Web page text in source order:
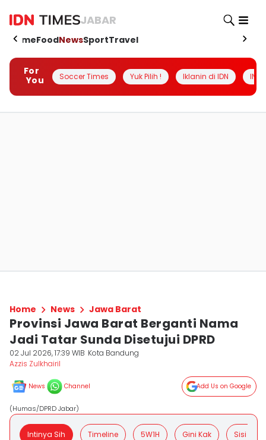
JABAR
HomeFoodNewsSportTravel
For
You
Soccer Times Yuk Pilih ! Iklanin di IDN
Home News Jawa Barat
Provinsi Jawa Barat Berganti Nama
Jadi Tatar Sunda Disetujui DPRD
02 Jul 2026, 17:39 WIB Kota Bandung
Azzis Zulkhairil
News Channel Add Us on Google
(Humas/DPRD Jabar)
Intinya Sih Timeline 5W1H Gini Kak Sisi